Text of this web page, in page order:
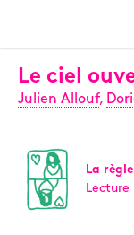
Le ciel
Julien Allouf,
La
Lecture